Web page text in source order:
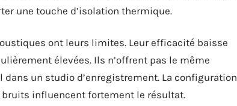
une touche d’isolation thermique.
ont leurs limites. Leur efficacité baisse
élevées. Ils n’offrent pas le même
un studio d’enregistrement. La configuration
influencent fortement le résultat.